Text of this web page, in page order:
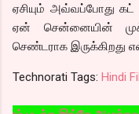
ஏசியும் அவ்வப்போது
ஏன் சென்னையின்
செண்டராக இருக்கிறது
Technorati Tags: Hindi